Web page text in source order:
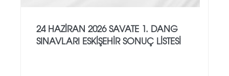
24 HAZİRAN 2026 SAVATE 1. DANG
SINAVLARI ESKİŞEHİR SONUÇ LİSTESİ